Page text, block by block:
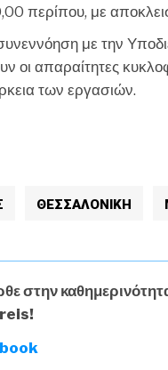
περίπου, με
συνεννόηση με την
απαραίτητες
των εργασιών.
ΘΕΣΣΑΛΟΝΙΚΗ
στην